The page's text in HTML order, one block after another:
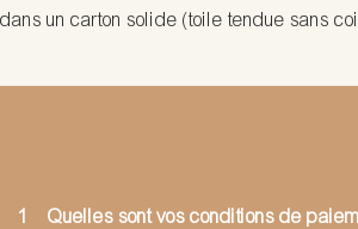
dans un carton solide (toile tendue sans
1 Quelles sont vos conditions de